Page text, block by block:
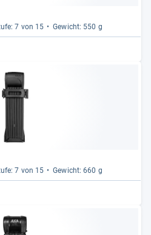
7 von 15 Gewicht: 550 g
7 von 15 Gewicht: 660 g